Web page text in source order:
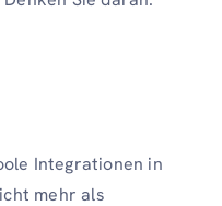
Integrationen in
mehr als